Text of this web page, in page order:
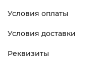
Условия оплаты
Условия доставки
Реквизиты